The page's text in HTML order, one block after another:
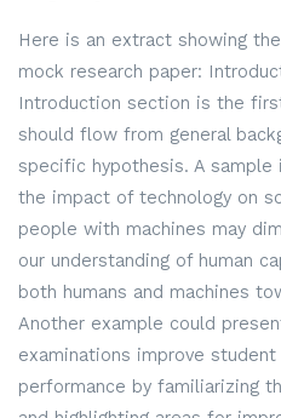
Here is an extract showing
mock research paper:
Introduction section is the
should flow from general
specific hypothesis. A
the impact of technology on
people with machines may
our understanding of human
both humans and machines
Another example could
examinations improve
performance by familiarizing